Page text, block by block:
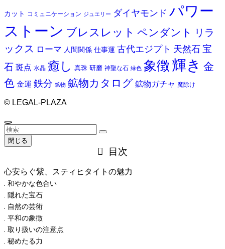
カット コミュニケーション ジュエリー ダイヤモンド パワー
ストーン ブレスレット ペンダント
リラ
ックス ローマ 人間関係 仕事運 古代エジプト 天然石 宝
石 斑点 水晶 癒し 真珠 研磨 神聖な石 緑色 象徴 輝き 金
色 金運 鉄分 鉱物 鉱物カタログ 鉱物ガチャ 魔除け
© LEGAL-PLAZA
閉じる
目次
心安らぐ紫、スティヒタイトの魅力
和やかな色合い
隠れた宝石
自然の芸術
平和の象徴
取り扱いの注意点
秘めたる力